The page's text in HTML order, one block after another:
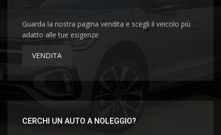
Guarda la nostra pagina vendita e scegli il veicolo più
adatto alle tue esigenze
VENDITA
CERCHI UN AUTO A NOLEGGIO?